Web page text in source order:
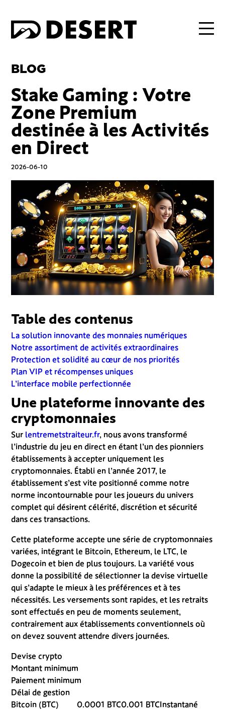
BLOG
Stake Gaming : Votre
Zone Premium
destinée à les Activités
en Direct
2026-06-10
Table des contenus
La solution innovante des monnaies numériques
Notre assortiment de activités extraordinaires
Protection et solidité au cœur de nos priorités
Plan VIP et récompenses uniques
L’interface mobile perfectionnée
Une plateforme innovante des
cryptomonnaies
Sur lentremetstraiteur.fr, nous avons transformé
l’industrie du jeu en direct en étant l’un des pionniers
établissements à accepter uniquement les
cryptomonnaies. Établi en l’année 2017, le
établissement s’est vite positionné comme notre
norme incontournable pour les joueurs du univers
complet qui désirent célérité, discrétion et sécurité
dans ces transactions.
Cette plateforme accepte une série de cryptomonnaies
variées, intégrant le Bitcoin, Ethereum, le LTC, le
Dogecoin et bien de plus toujours. La variété vous
donne la possibilité de sélectionner la devise virtuelle
qui s’adapte le mieux à les préférences et à tes
nécessités. Les versements sont rapides, et les retraits
sont effectués en peu de moments seulement,
contrairement aux établissements conventionnels où
on devez souvent attendre divers journées.
Devise crypto
Montant minimum
Paiement minimum
Délai de gestion
Bitcoin (BTC)
0.0001 BTC0.001 BTC Instantané